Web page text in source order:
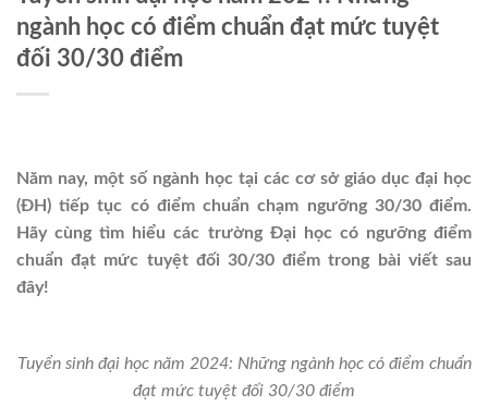
ngành học có điểm chuẩn đạt mức tuyệt
đối 30/30 điểm
Năm nay, một số ngành học tại các cơ sở giáo dục đại học
(ĐH) tiếp tục có điểm chuẩn chạm ngưỡng 30/30 điểm.
Hãy cùng tìm hiểu các trường Đại học có ngưỡng điểm
chuẩn đạt mức tuyệt đối 30/30 điểm trong bài viết sau
đây!
Tuyển sinh đại học năm 2024: Những ngành học có điểm chuẩn
đạt mức tuyệt đối 30/30 điểm